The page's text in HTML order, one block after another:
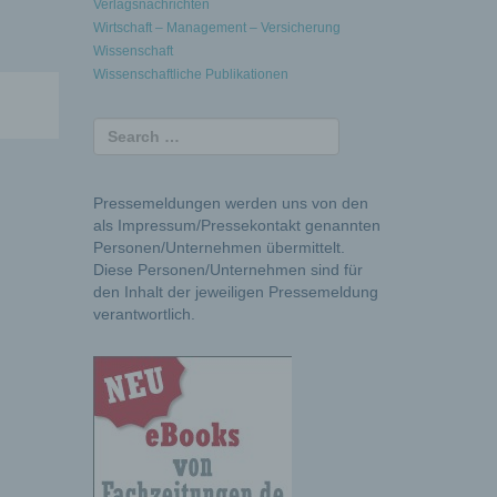
Verlagsnachrichten
Wirtschaft – Management – Versicherung
Wissenschaft
Wissenschaftliche Publikationen
Pressemeldungen werden uns von den
als Impressum/Pressekontakt genannten
Personen/Unternehmen übermittelt.
Diese Personen/Unternehmen sind für
den Inhalt der jeweiligen Pressemeldung
verantwortlich.